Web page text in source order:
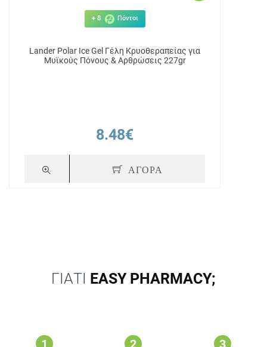
+ 8 Πόντοι
Lander Polar Ice Gel Γέλη Κρυοθεραπείας για
Μυϊκούς Πόνους & Αρθρώσεις 227gr
8.48€
ΑΓΟΡΑ
ΓΙΑΤΙ EASY PHARMACY;